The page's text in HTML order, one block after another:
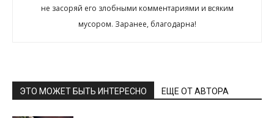
не засоряй его злобными комментариями и всяким
мусором. Заранее, благодарна!
ЭТО МОЖЕТ БЫТЬ ИНТЕРЕСНО ЕЩЕ ОТ АВТОРА